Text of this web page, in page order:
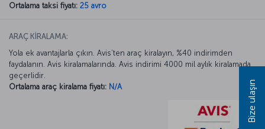
Ortalama taksi fiyatı: 25 avro
ARAÇ KİRALAMA:
Yola ek avantajlarla çıkın. Avis’ten araç kiralayın, %40 indirimden
faydalanın. Avis kiralamalarında. Avis indirimi 4000 mil aylık kiralamada
geçerlidir.
Ortalama araç kiralama fiyatı: N/A Bize ulaşın